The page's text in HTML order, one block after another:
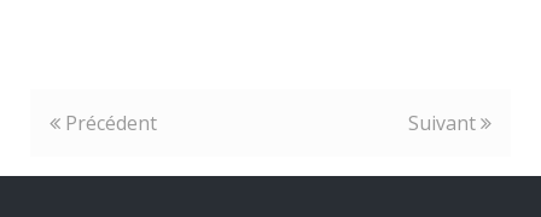
Précédent Suivant